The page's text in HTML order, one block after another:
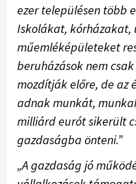
ezer településen több
Iskolákat, kórházakat,
műemléképületeket
beruházások nem
mozdítják előre, de az
adnak munkát,
milliárd eurót sikerült
gazdaságba önteni.”
„A gazdaság jó